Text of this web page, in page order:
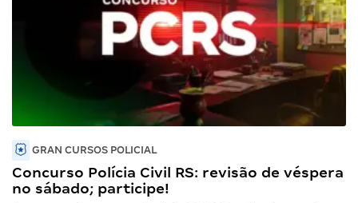
GRAN CURSOS POLICIAL
Concurso Polícia Civil RS: revisão de véspera
no sábado; participe!